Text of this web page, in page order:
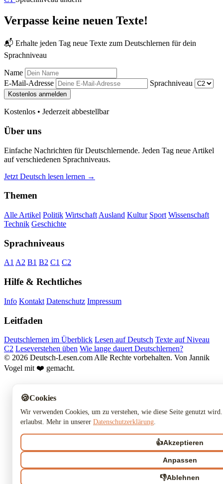
Verpasse keine neuen Texte!
📬 Erhalte jeden Tag neue Texte zum Deutschlernen für dein
Sprachniveau
Name
E-Mail-Adresse
Sprachniveau
Kostenlos anmelden
Kostenlos • Jederzeit abbestellbar
Über uns
Einfache Nachrichten für Deutschlernende. Jeden Tag neue Artikel
auf verschiedenen Sprachniveaus.
Jetzt Deutsch lesen lernen →
Themen
Alle Artikel Politik Wirtschaft Ausland Kultur Sport Wissenschaft
Technik Geschichte
Sprachniveaus
A1 A2 B1 B2 C1 C2
Hilfe & Rechtliches
Info Kontakt Datenschutz Impressum
Leitfaden
Deutschlernen im Überblick Lesen auf Deutsch Texte auf Niveau
C2 Leseverstehen üben Wie lange dauert Deutschlernen?
© 2026 Deutsch-Lesen.com Alle Rechte vorbehalten. Von Jannik
Vogel mit ❤️ gemacht.
🍪Cookies
Wir verwenden Cookies, um zu verstehen, wie diese Seite genutzt
erlaubst. Mehr in unserer Datenschutzerklärung
👍Akzeptieren
Anpassen
👎Ablehnen